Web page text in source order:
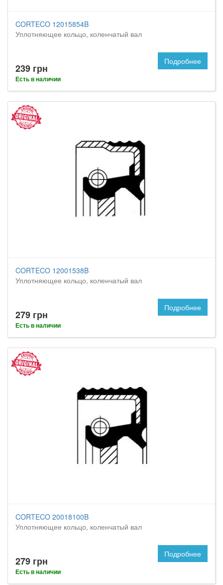
CORTECO 12015854B
Уплотняющее кольцо, коленчатый вал
239 грн
Есть в наличии
Подробнее
CORTECO 12001538B
Уплотняющее кольцо, коленчатый вал
279 грн
Есть в наличии
Подробнее
CORTECO 20018100B
Уплотняющее кольцо, коленчатый вал
279 грн
Есть в наличии
Подробнее